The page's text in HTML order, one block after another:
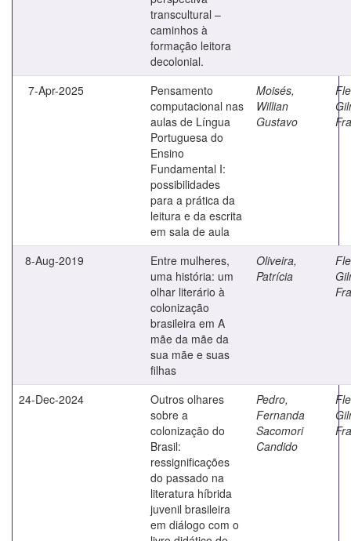
transcultural –
caminhos à
formação leitora
decolonial.
7-Apr-2025
Pensamento
computacional nas
aulas de Língua
Portuguesa do
Ensino
Fundamental I:
possibilidades
para a prática da
leitura e da escrita
em sala de aula
Moisés,
Willian
Gustavo
8-Aug-2019
Entre mulheres,
uma história: um
olhar literário à
colonização
brasileira em A
mãe da mãe da
sua mãe e suas
filhas
Oliveira,
Patrícia
24-Dec-2024
Outros olhares
sobre a
colonização do
Brasil:
ressignificações
do passado na
literatura híbrida
juvenil brasileira
em diálogo com o
Pedro,
Fernanda
Sacomori
Candido